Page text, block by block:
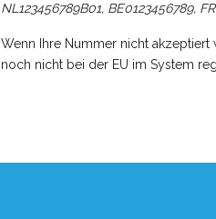
NL123456789B01, BE0123456789,
Wenn Ihre Nummer nicht
noch nicht bei der EU im System